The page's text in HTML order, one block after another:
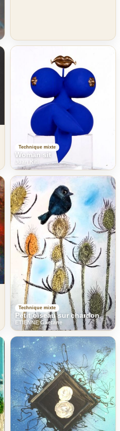
Technique mixte
Woman sit
Juan Kiti
Technique mixte
Petit oiseau sur chardon
ETIENNE Gaetane